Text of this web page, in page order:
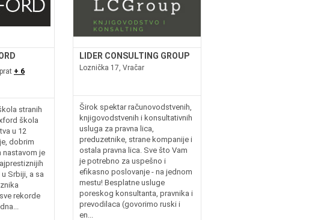
+ 6
stranih
škola
u 12
dobrim
nastavom je
Srbiji, a sa
rekorde
LIDER CONSULTING GROUP
Loznička 17, Vračar
Širok spektar računovodstvenih,
knjigovodstvenih i konsultativnih
usluga za pravna lica,
preduzetnike, strane kompanije i
ostala pravna lica. Sve što Vam
je potrebno za uspešno i
efikasno poslovanje - na jednom
mestu! Besplatne usluge
poreskog konsultanta, pravnika i
prevodilaca (govorimo ruski i
en...